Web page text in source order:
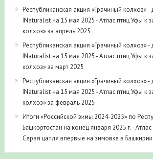
Республиканская акция «Грачиный колхоз»
INaturalist на 15 мая 2025 - Атлас птиц Уфы к
колхоз» за апрель 2025
Республиканская акция «Грачиный колхоз»
INaturalist на 15 мая 2025 - Атлас птиц Уфы к
колхоз» за март 2025
Республиканская акция «Грачиный колхоз»
INaturalist на 15 мая 2025 - Атлас птиц Уфы к
колхоз» за февраль 2025
Итоги «Российской зимы 2024-2025» по
Башкортостан на конец января 2025 г. -
Серая цапля впервые на зимовке в Башкирии